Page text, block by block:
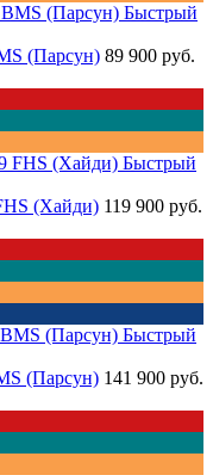
Быстрый
(Парсун) 89 900 руб.
Быстрый
(Хайди) 119 900 руб.
Быстрый
(Парсун) 141 900 руб.